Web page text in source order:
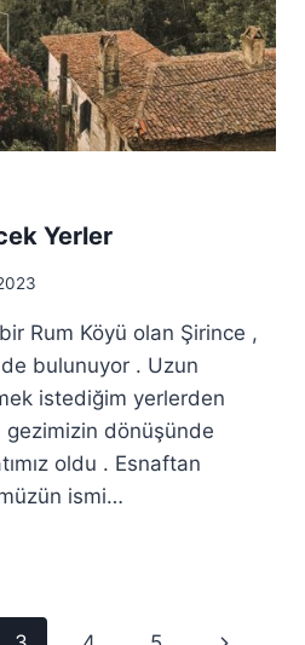
Yerler
Rum Köyü olan Şirince ,
bulunuyor . Uzun
istediğim yerlerden
gezimizin dönüşünde
oldu . Esnaftan
ismi…